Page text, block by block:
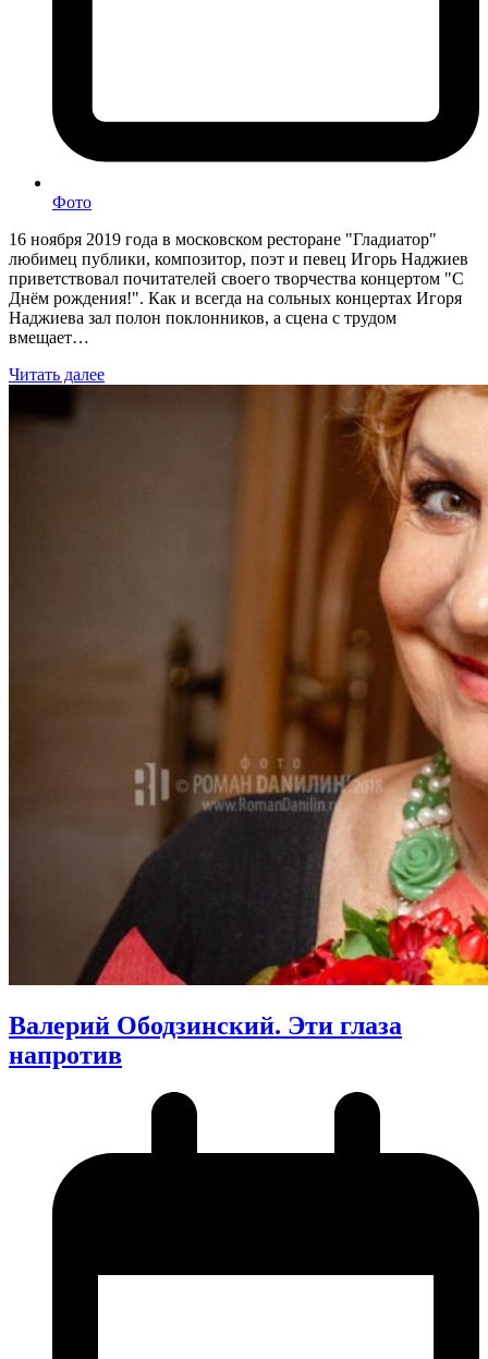
Фото
16 ноября 2019 года в московском ресторане "Гладиатор"
любимец публики, композитор, поэт и певец Игорь Наджиев
приветствовал почитателей своего творчества концертом "С
Днём рождения!". Как и всегда на сольных концертах Игоря
Наджиева зал полон поклонников, а сцена с трудом
вмещает…
Читать далее
Валерий Ободзинский. Эти глаза
напротив